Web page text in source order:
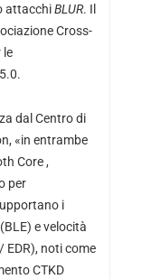
attacchiBLUR. Il
Cross-
le
dal Centro di
«in entrambe
Core ,
per
i
e velocità
noti come
CTKD